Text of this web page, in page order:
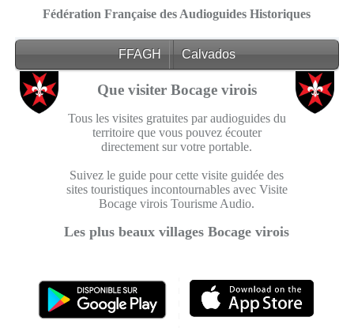
Fédération Française des Audioguides Historiques
FFAGH Calvados
Que visiter Bocage virois
Tous les visites gratuites par audioguides du
territoire que vous pouvez écouter
directement sur votre portable.
Suivez le guide pour cette visite guidée des
sites touristiques incontournables avec Visite
Bocage virois Tourisme Audio.
Les plus beaux villages Bocage virois